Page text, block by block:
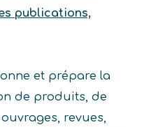
publications,
et prépare la
de produits, de
revues,